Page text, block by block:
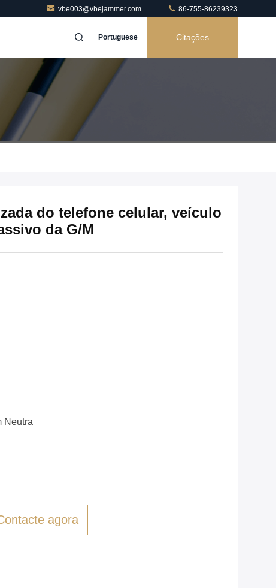
vbe003@vbejammer.com 86-755-86239323
Portuguese Citações
do telefone celular, veículo
da G/M
Neutra
agora